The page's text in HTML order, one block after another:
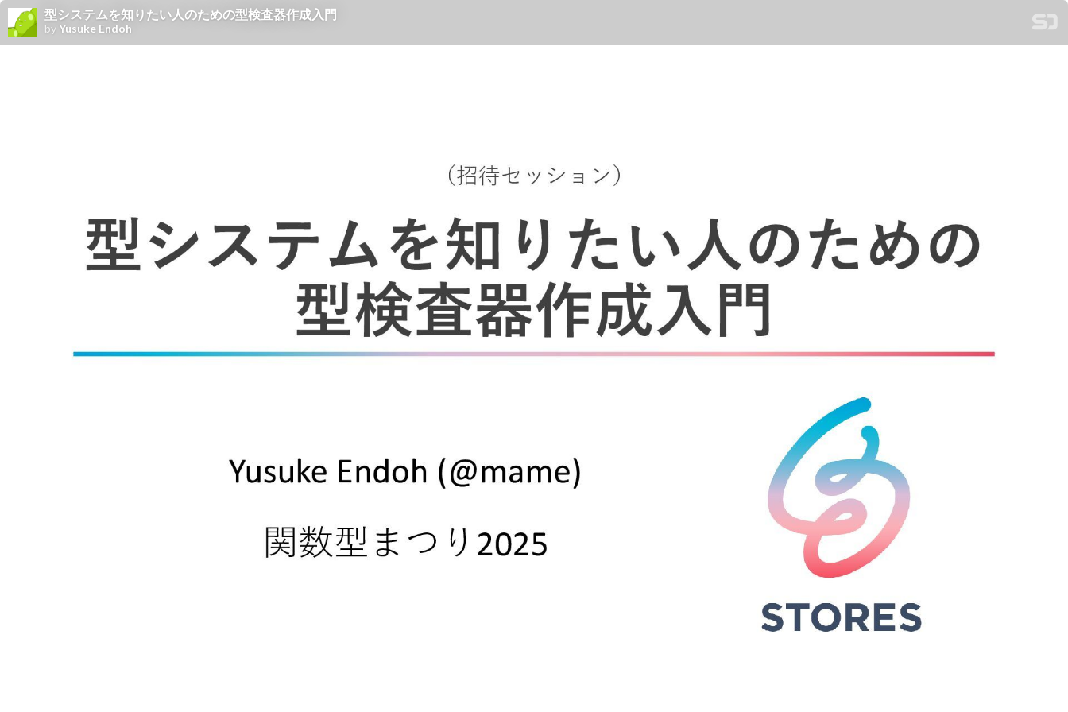
型システムを知りたい人のための型検査器作成入門
byYusuke Endoh